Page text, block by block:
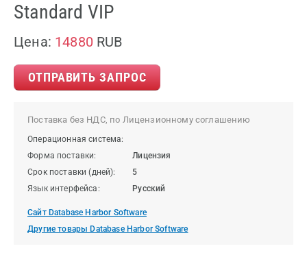
Standard VIP
Цена: 14880 RUB
ОТПРАВИТЬ ЗАПРОС
Поставка без НДС, по Лицензионному соглашению
Операционная система:
Форма поставки:
Лицензия
Срок поставки (дней):
5
Язык интерфейса:
Русский
Сайт Database Harbor Software
Другие товары Database Harbor Software